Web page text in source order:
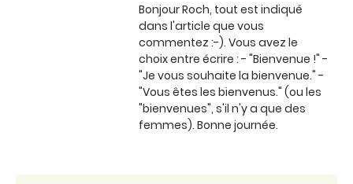
Bonjour Roch, tout est indiqué
dans l'article que vous
commentez :-). Vous avez le
choix entre écrire : - "Bienvenue !" -
"Je vous souhaite la bienvenue." -
"Vous êtes les bienvenus." (ou les
"bienvenues", s'il n'y a que des
femmes). Bonne journée.